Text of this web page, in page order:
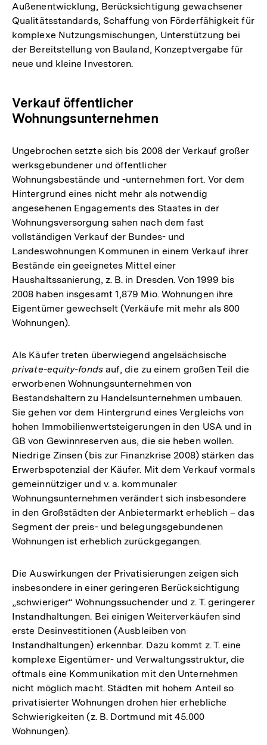
Außenentwicklung, Berücksichtigung gewachsener
Qualitätsstandards, Schaffung von Förderfähigkeit für
komplexe Nutzungsmischungen, Unterstützung bei
der Bereitstellung von Bauland, Konzeptvergabe für
neue und kleine Investoren.
Verkauf öffentlicher
Wohnungsunternehmen
Ungebrochen setzte sich bis 2008 der Verkauf großer
werksgebundener und öffentlicher
Wohnungsbestände und -unternehmen fort. Vor dem
Hintergrund eines nicht mehr als notwendig
angesehenen Engagements des Staates in der
Wohnungsversorgung sahen nach dem fast
vollständigen Verkauf der Bundes- und
Landeswohnungen Kommunen in einem Verkauf ihrer
Bestände ein geeignetes Mittel einer
Haushaltssanierung, z. B. in Dresden. Von 1999 bis
2008 haben insgesamt 1,879 Mio. Wohnungen ihre
Eigentümer gewechselt (Verkäufe mit mehr als 800
Wohnungen).
Als Käufer treten überwiegend angelsächsische
private-equity-fondsauf, die zu einem großen Teil die
erworbenen Wohnungsunternehmen von
Bestandshaltern zu Handelsunternehmen umbauen.
Sie gehen vor dem Hintergrund eines Vergleichs von
hohen Immobilienwertsteigerungen in den USA und in
GB von Gewinnreserven aus, die sie heben wollen.
Niedrige Zinsen (bis zur Finanzkrise 2008) stärken das
Erwerbspotenzial der Käufer. Mit dem Verkauf vormals
gemeinnütziger und v. a. kommunaler
Wohnungsunternehmen verändert sich insbesondere
in den Großstädten der Anbietermarkt erheblich – das
Segment der preis- und belegungsgebundenen
Wohnungen ist erheblich zurückgegangen.
Die Auswirkungen der Privatisierungen zeigen sich
insbesondere in einer geringeren Berücksichtigung
„schwieriger“ Wohnungssuchender und z. T. geringerer
Instandhaltungen. Bei einigen Weiterverkäufen sind
erste Desinvestitionen (Ausbleiben von
Instandhaltungen) erkennbar. Dazu kommt z. T. eine
komplexe Eigentümer- und Verwaltungsstruktur, die
oftmals eine Kommunikation mit den Unternehmen
nicht möglich macht. Städten mit hohem Anteil so
privatisierter Wohnungen drohen hier erhebliche
Schwierigkeiten (z. B. Dortmund mit 45.000
Wohnungen).